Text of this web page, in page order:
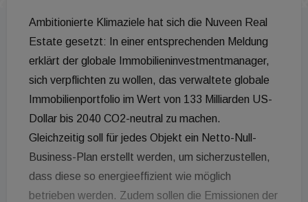
Ambitionierte Klimaziele hat sich die Nuveen Real
Estate gesetzt: In einer entsprechenden Meldung
erklärt der globale Immobilieninvestmentmanager,
sich verpflichten zu wollen, das verwaltete globale
Immobilienportfolio im Wert von 133 Milliarden US-
Dollar bis 2040 CO2-neutral zu machen.
Gleichzeitig soll für jedes Objekt ein Netto-Null-
Business-Plan erstellt werden, um sicherzustellen,
dass diese so energieeffizient wie möglich
betrieben werden. Zudem sollen die Emissionen der